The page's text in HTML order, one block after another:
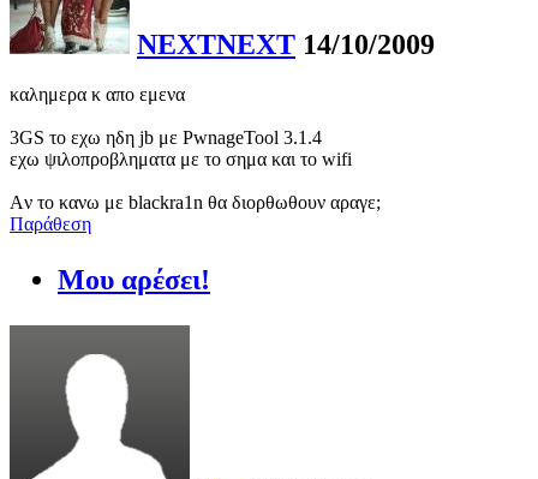
NEXTNEXT 14/10/2009
καλημερα κ απο εμενα
3GS το εχω ηδη jb με PwnageTool 3.1.4
εχω ψιλοπροβληματα με το σημα και το wifi
Aν το κανω με blackra1n θα διορθωθουν αραγε;
Παράθεση
Μου αρέσει!